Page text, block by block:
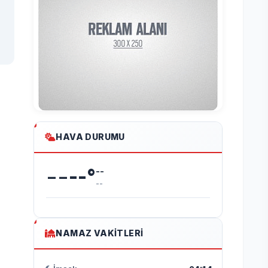
HAVA DURUMU
----°--
--
NAMAZ VAKITLERI